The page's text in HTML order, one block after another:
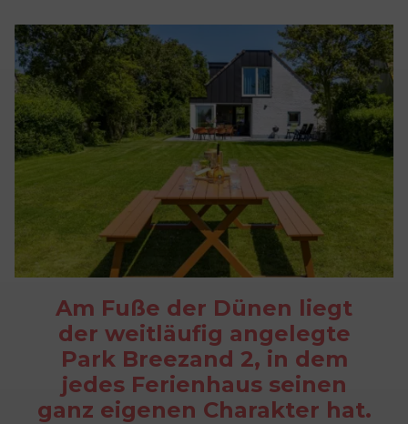
Am Fuße der Dünen liegt
der weitläufig angelegte
Park Breezand 2, in dem
jedes Ferienhaus seinen
ganz eigenen Charakter hat.